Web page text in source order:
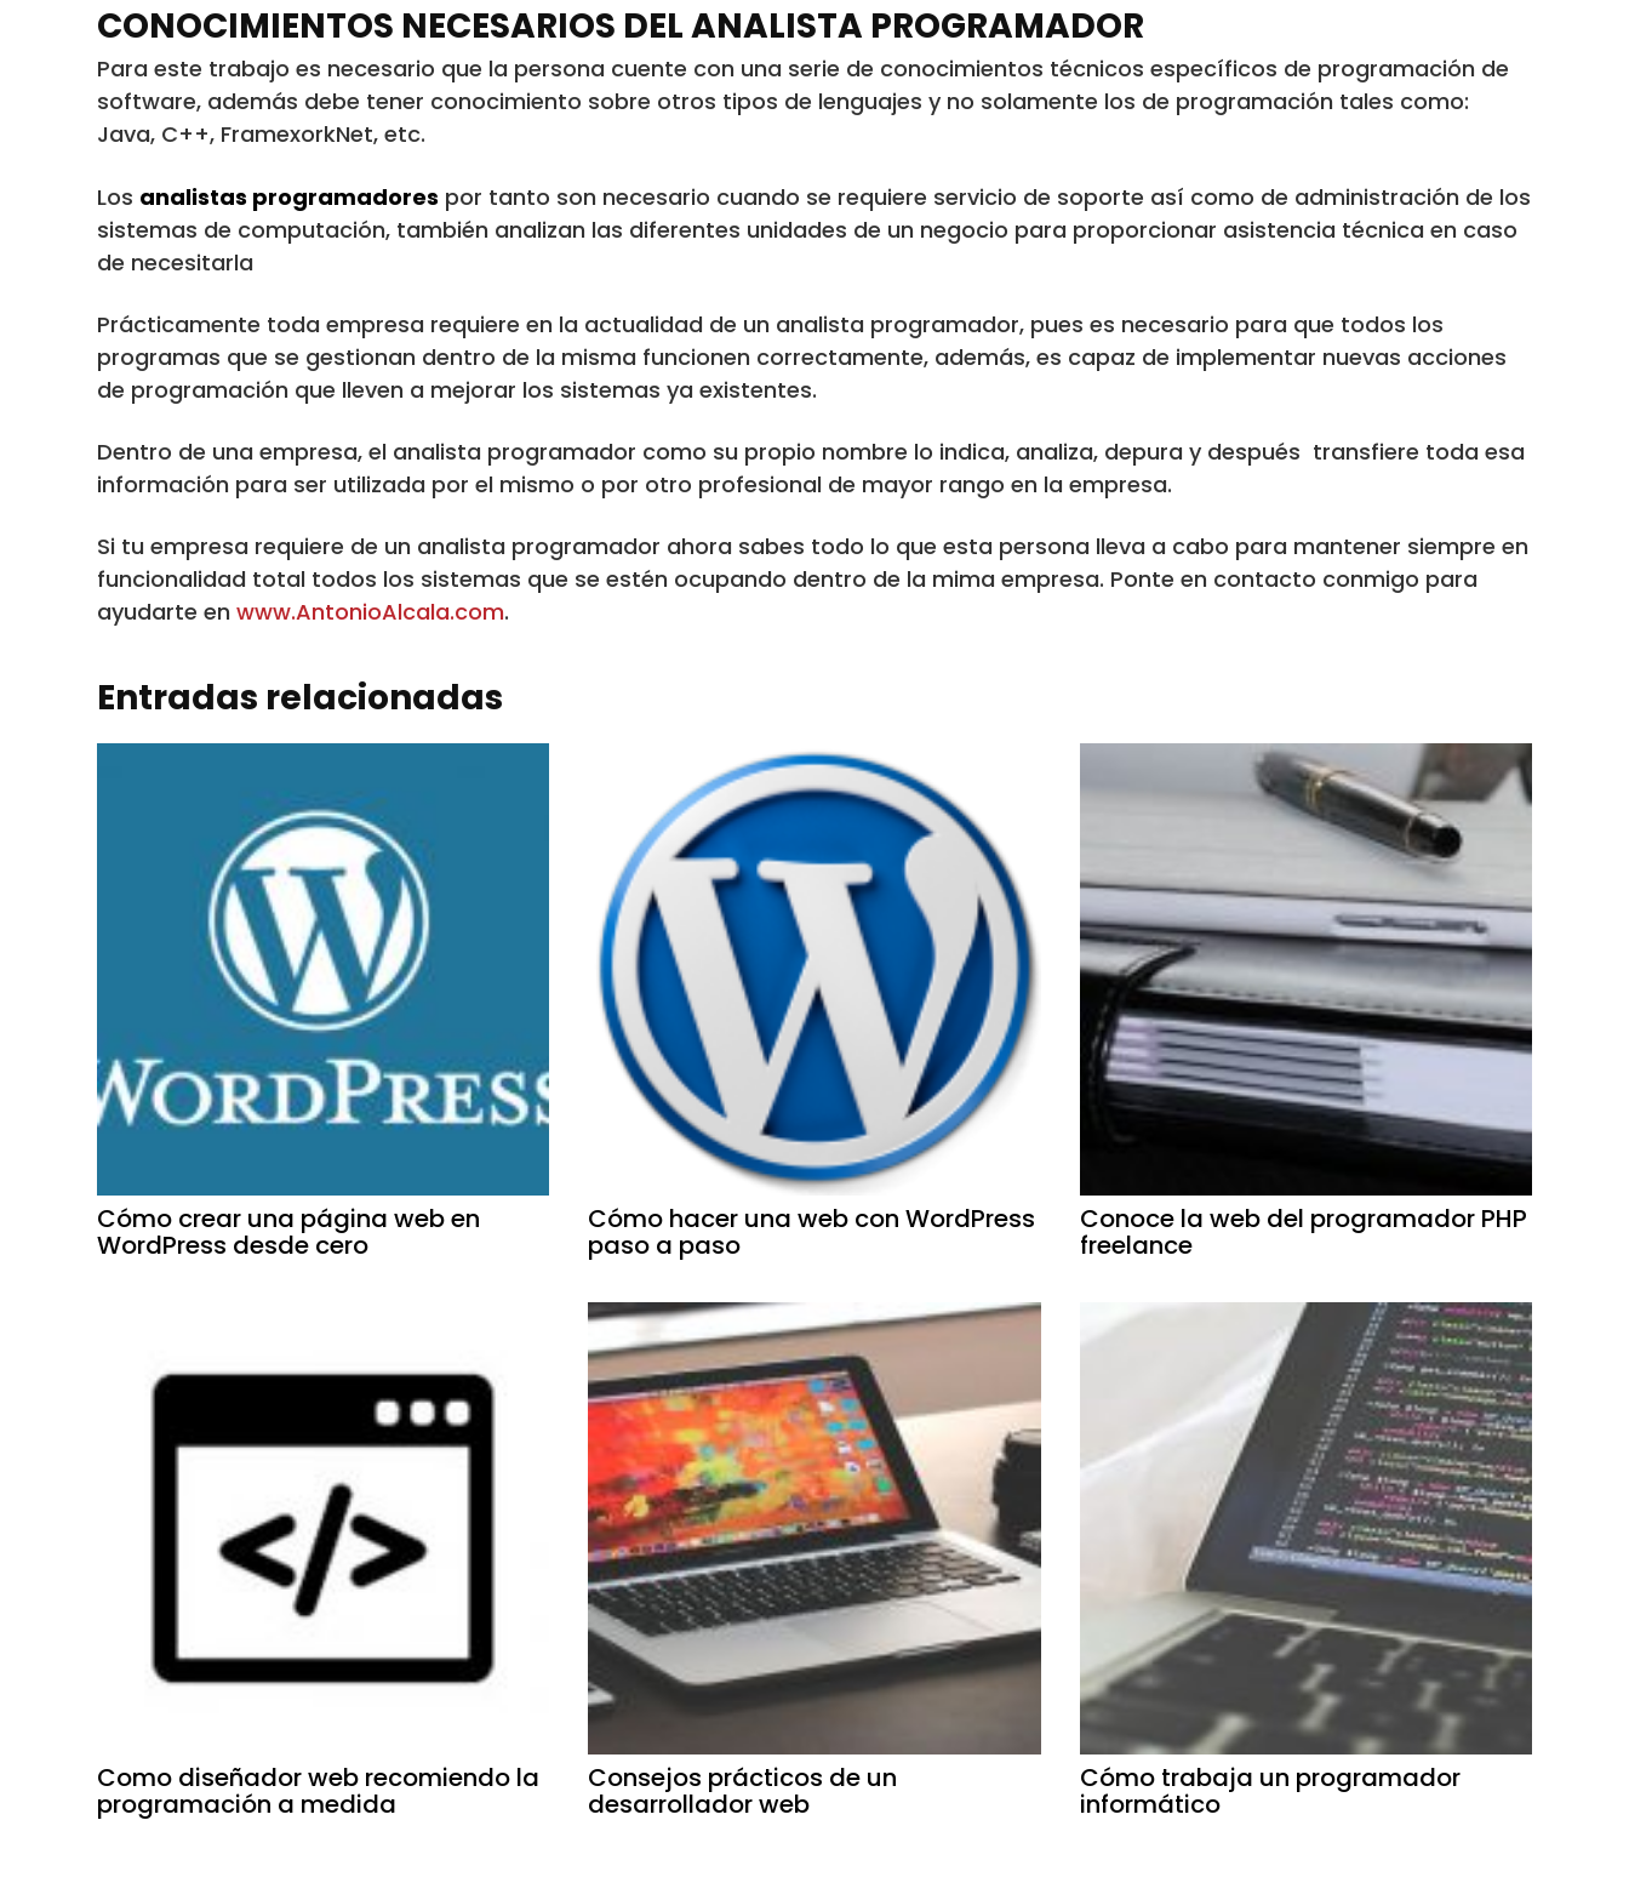
CONOCIMIENTOS NECESARIOS DEL ANALISTA PROGRAMADOR
Para este trabajo es necesario que la persona cuente con una serie de conocimientos técnicos específicos de programación de
software, además debe tener conocimiento sobre otros tipos de lenguajes y no solamente los de programación tales como:
Java, C++, FramexorkNet, etc.
Los analistas programadores por tanto son necesario cuando se requiere servicio de soporte así como de administración de los
sistemas de computación, también analizan las diferentes unidades de un negocio para proporcionar asistencia técnica en caso
de necesitarla
Prácticamente toda empresa requiere en la actualidad de un analista programador, pues es necesario para que todos los
programas que se gestionan dentro de la misma funcionen correctamente, además, es capaz de implementar nuevas acciones
de programación que lleven a mejorar los sistemas ya existentes.
Dentro de una empresa, el analista programador como su propio nombre lo indica, analiza, depura y después transfiere toda esa
información para ser utilizada por el mismo o por otro profesional de mayor rango en la empresa.
Si tu empresa requiere de un analista programador ahora sabes todo lo que esta persona lleva a cabo para mantener siempre en
funcionalidad total todos los sistemas que se estén ocupando dentro de la mima empresa. Ponte en contacto conmigo para
ayudarte en www.AntonioAlcala.com.
Entradas relacionadas
Cómo crear una página web en
WordPress desde cero
Cómo hacer una web con WordPress
paso a paso
Conoce la web del programador PHP
freelance
Como diseñador web recomiendo la
programación a medida
Consejos prácticos de un
desarrollador web
Cómo trabaja un programador
informático